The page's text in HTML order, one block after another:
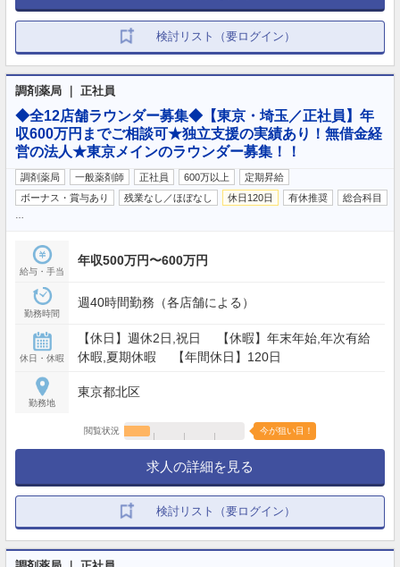
検討リスト（要ログイン）
調剤薬局 ｜ 正社員
◆全12店舗ラウンダー募集◆【東京・埼玉／正社員】年
収600万円までご相談可★独立支援の実績あり！無借金経
営の法人★東京メインのラウンダー募集！！
調剤薬局 一般薬剤師 正社員 600万以上
定期昇給
ボーナス・賞与あり
残業なし／ほぼなし 休日120日 有休推奨 総合科目
給与・手当
年収500万円〜600万円
勤務時間
週40時間勤務（各店舗による）
休日・休暇
【休日】週休2日,祝日 【休暇】年末年始,年次有給
休暇,夏期休暇 【年間休日】120日
勤務地
東京都北区
閲覧状況 今が狙い目！
求人の詳細を見る
検討リスト（要ログイン）